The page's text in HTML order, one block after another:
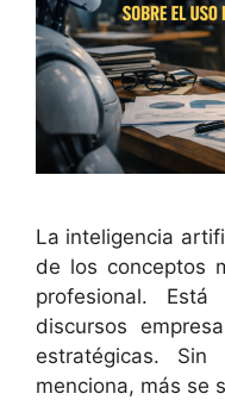
La inteligencia
de los conceptos
profesional.
discursos
estratégicas.
menciona, más se